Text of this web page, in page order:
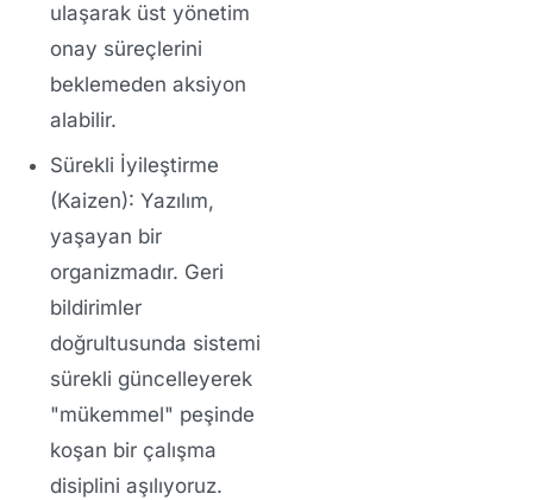
ulaşarak üst yönetim
onay süreçlerini
beklemeden aksiyon
alabilir.
Sürekli İyileştirme
(Kaizen): Yazılım,
yaşayan bir
organizmadır. Geri
bildirimler
doğrultusunda sistemi
sürekli güncelleyerek
"mükemmel" peşinde
koşan bir çalışma
disiplini aşılıyoruz.